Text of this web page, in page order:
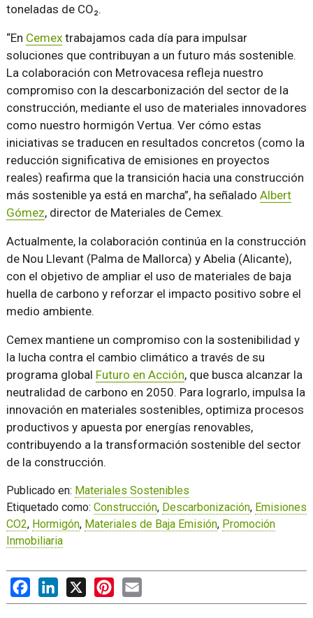
toneladas de CO₂.
“En Cemextrabajamos cada día para impulsar
soluciones que contribuyan a un futuro más sostenible.
La colaboración con Metrovacesa refleja nuestro
compromiso con la descarbonización del sector de la
construcción, mediante el uso de materiales innovadores
como nuestro hormigón Vertua. Ver cómo estas
iniciativas se traducen en resultados concretos (como la
reducción significativa de emisiones en proyectos
reales) reafirma que la transición hacia una construcción
más sostenible ya está en marcha”, ha señalado Albert
Gómez, director de Materiales de Cemex.
Actualmente, la colaboración continúa en la construcción
de Nou Llevant (Palma de Mallorca) y Abelia (Alicante),
con el objetivo de ampliar el uso de materiales de baja
huella de carbono y reforzar el impacto positivo sobre el
medio ambiente.
Cemex mantiene un compromiso con la sostenibilidad y
la lucha contra el cambio climático a través de su
programa global Futuro en Acción, que busca alcanzar la
neutralidad de carbono en 2050. Para lograrlo, impulsa la
innovación en materiales sostenibles, optimiza procesos
productivos y apuesta por energías renovables,
contribuyendo a la transformación sostenible del sector
de la construcción.
Publicado en: Materiales Sostenibles
Etiquetado como: Construcción, Descarbonización, Emisiones
CO2, Hormigón, Materiales de Baja Emisión, Promoción
Inmobiliaria
FacebookLinkedIn Pinterest